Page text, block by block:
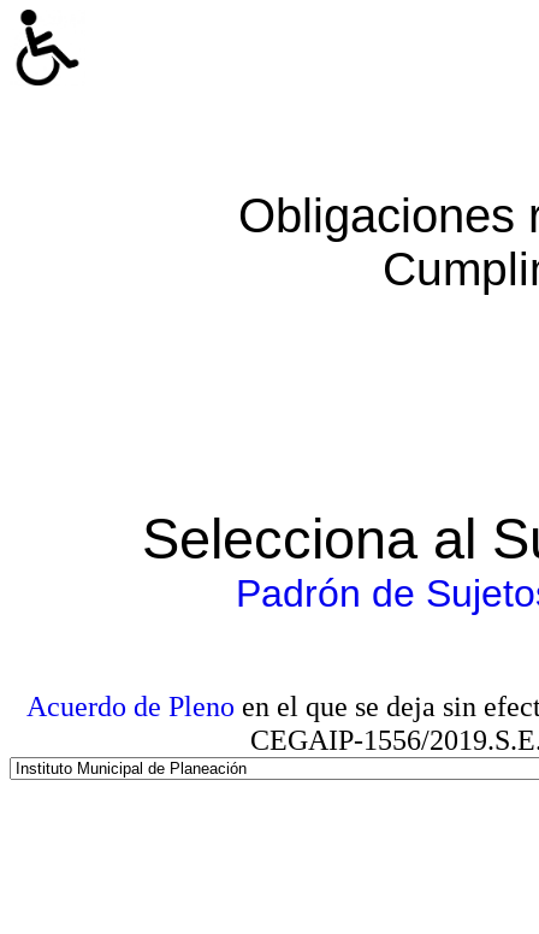
Obligaciones
Selecciona al
Padrón de
Acuerdo de Pleno en el que se deja sin
CEGAIP-1556/